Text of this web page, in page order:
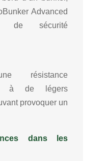
Advanced
de sécurité
résistance
à de légers
provoquer un
dans les